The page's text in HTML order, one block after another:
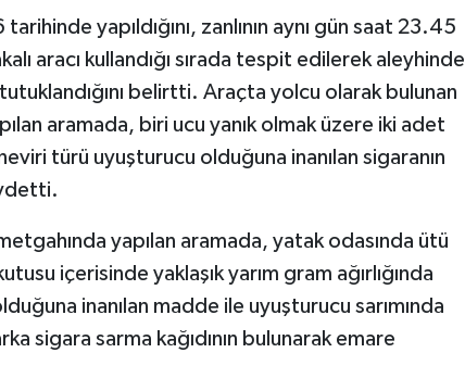
yapıldığını, zanlının aynı gün saat 23.45
aracı kullandığı sırada tespit edilerek aleyhinde
belirtti. Araçta yolcu olarak bulunan
aramada, biri ucu yanık olmak üzere iki adet
türü uyuşturucu olduğuna inanılan sigaranın
yapılan aramada, yatak odasında ütü
içerisinde yaklaşık yarım gram ağırlığında
inanılan madde ile uyuşturucu sarımında
sigara sarma kağıdının bulunarak emare